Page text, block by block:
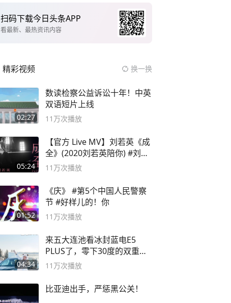
扫码下载今日头条APP
看最新、最热资讯内容
精彩视频 换一换
02:27
数读检察公益诉讼十年！中英
双语短片上线
11万次播放
05:24
【官方 Live MV】刘若英《成
全》(2020刘若英陪你) #刘若
英 #成全
11万次播放
01:52
《庆》 #第5个中国人民警察
节 #好样儿的！你
11万次播放
04:34
来五大连池看冰封蓝电E5
PLUS了，零下30度的双重冰
封40小时全录
11万次播放
比亚迪出手，严惩黑公关！